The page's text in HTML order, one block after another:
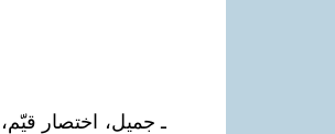
ـ جميل، اختصار